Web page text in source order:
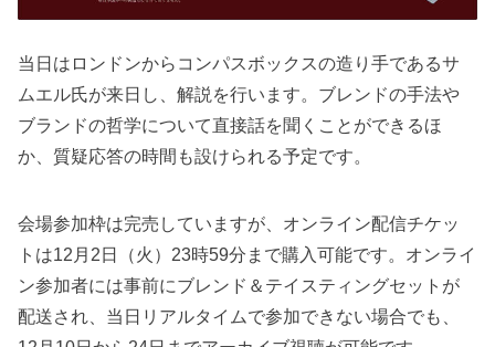
当日はロンドンからコンパスボックスの造り手であるサ
ムエル氏が来日し、解説を行います。ブレンドの手法や
ブランドの哲学について直接話を聞くことができるほ
か、質疑応答の時間も設けられる予定です。
会場参加枠は完売していますが、オンライン配信チケッ
トは12月2日（火）23時59分まで購入可能です。オンライ
ン参加者には事前にブレンド＆テイスティングセットが
配送され、当日リアルタイムで参加できない場合でも、